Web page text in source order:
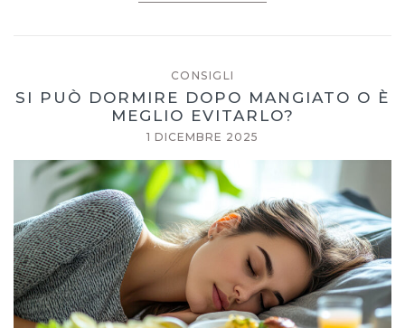
CONSIGLI
SI PUÒ DORMIRE DOPO MANGIATO O È
MEGLIO EVITARLO?
1 DICEMBRE 2025